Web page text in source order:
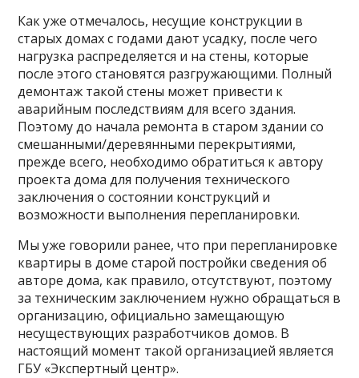
Как уже отмечалось, несущие конструкции в
старых домах с годами дают усадку, после чего
нагрузка распределяется и на стены, которые
после этого становятся разгружающими. Полный
демонтаж такой стены может привести к
аварийным последствиям для всего здания.
Поэтому до начала ремонта в старом здании со
смешанными/деревянными перекрытиями,
прежде всего, необходимо обратиться к автору
проекта дома для получения технического
заключения о состоянии конструкций и
возможности выполнения перепланировки.
Мы уже говорили ранее, что при перепланировке
квартиры в доме старой постройки сведения об
авторе дома, как правило, отсутствуют, поэтому
за техническим заключением нужно обращаться в
организацию, официально замещающую
несуществующих разработчиков домов. В
настоящий момент такой организацией является
ГБУ «Экспертный центр».